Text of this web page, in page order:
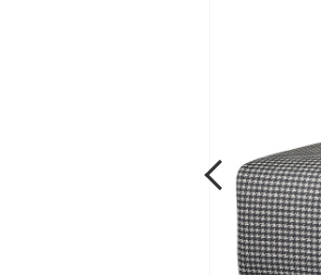
Previous